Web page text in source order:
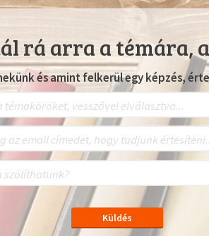
rá arra a témára,
és amint felkerül egy képzés,